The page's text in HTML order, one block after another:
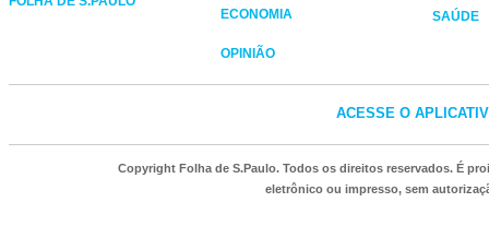
ECONOMIA
OPINIÃO
SAÚDE
ACESSE O
Copyright Folha de S.Paulo. Todos os direitos reservados. É
eletrônico ou impresso, sem